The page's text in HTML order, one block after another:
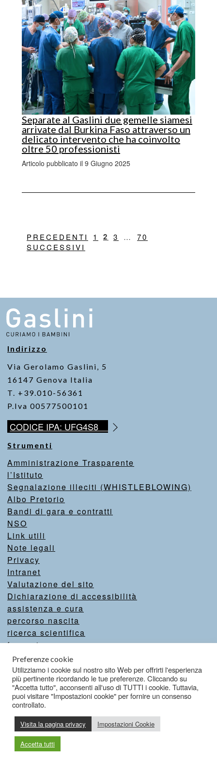
Separate al Gaslini due gemelle siamesi
arrivate dal Burkina Faso attraverso un
delicato intervento che ha coinvolto
oltre 50 professionisti
Articolo pubblicato il 9 Giugno 2025
PRECEDENTI 1 2 3 …
70
SUCCESSIVI
Indirizzo
Via Gerolamo Gaslini, 5
16147 Genova Italia
T. +39.010-56361
P.Iva 00577500101
CODICE IPA: UFG4S8
Strumenti
Amministrazione Trasparente
l’Istituto
Segnalazione illeciti (WHISTLEBLOWING)
Albo Pretorio
Bandi di gara e contratti
NSO
Link utili
Note legali
Privacy
Intranet
Valutazione del sito
Dichiarazione di accessibilità
assistenza e cura
percorso nascita
ricerca scientifica
formazione
comunicazione
come aiutarci
servizi online
Preferenze cookie
Utilizziamo i cookie sul nostro sito Web per offrirti l'esperienza
più pertinente ricordando le tue preferenze. Cliccando su
"Accetta tutto", acconsenti all'uso di TUTTI i cookie. Tuttavia,
puoi visitare "Impostazioni cookie" per fornire un consenso
controllato.
Visita la pagina privacy Impostazioni Cookie
Accetta tutti